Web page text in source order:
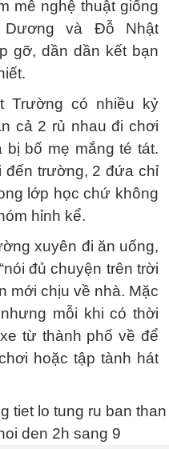
mê nghệ thuật giống
Dương và Đỗ Nhật
gỡ, dần dần kết bạn
Trường có nhiều kỷ
cả 2 rủ nhau đi chơi
bố mẹ mắng té tát.
đến trường, 2 đứa chỉ
lớp học chứ không
hỉnh kể.
xuyên đi ăn uống,
đủ chuyện trên trời
mới chịu về nhà. Mặc
mỗi khi có thời
từ thành phố về để
hoặc tập tành hát